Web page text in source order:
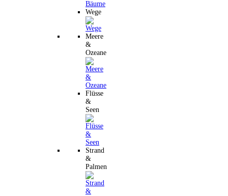
Wege
Meere
&
Ozeane
Flüsse
&
Seen
Strand
&
Palmen